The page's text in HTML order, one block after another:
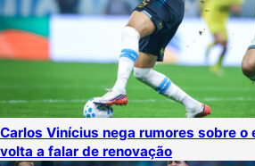
Carlos Vinícius nega rumores sobre o
volta a falar de renovação